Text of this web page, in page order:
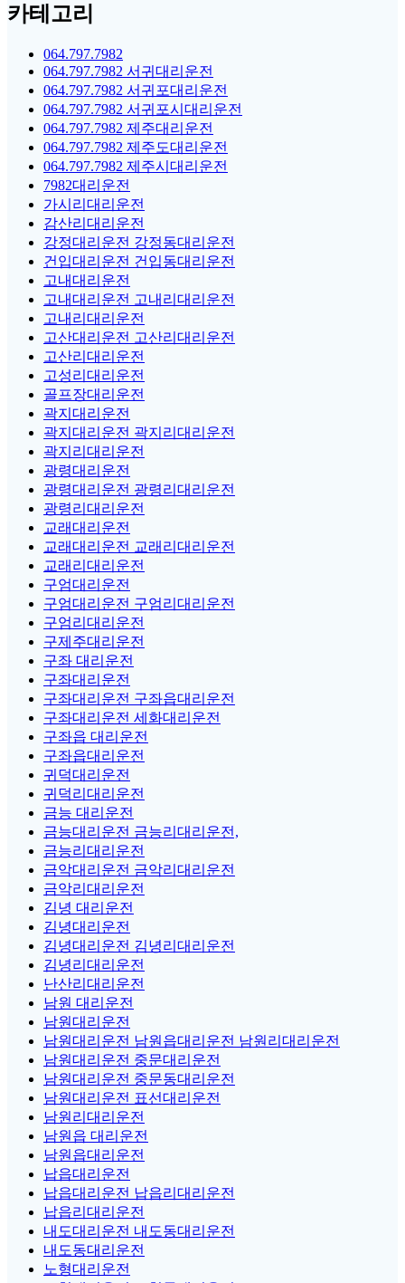
카테고리
064.797.7982
064.797.7982 서귀대리운전
064.797.7982 서귀포대리운전
064.797.7982 서귀포시대리운전
064.797.7982 제주대리운전
064.797.7982 제주도대리운전
064.797.7982 제주시대리운전
7982대리운전
가시리대리운전
감산리대리운전
강정대리운전 강정동대리운전
건입대리운전 건입동대리운전
고내대리운전
고내대리운전 고내리대리운전
고내리대리운전
고산대리운전 고산리대리운전
고산리대리운전
고성리대리운전
골프장대리운전
곽지대리운전
곽지대리운전 곽지리대리운전
곽지리대리운전
광령대리운전
광령대리운전 광령리대리운전
광령리대리운전
교래대리운전
교래대리운전 교래리대리운전
교래리대리운전
구엄대리운전
구엄대리운전 구엄리대리운전
구엄리대리운전
구제주대리운전
구좌 대리운전
구좌대리운전
구좌대리운전 구좌읍대리운전
구좌대리운전 세화대리운전
구좌읍 대리운전
구좌읍대리운전
귀덕대리운전
귀덕리대리운전
금능 대리운전
금능대리운전 금능리대리운전,
금능리대리운전
금악대리운전 금악리대리운전
금악리대리운전
김녕 대리운전
김녕대리운전
김녕대리운전 김녕리대리운전
김녕리대리운전
난산리대리운전
남원 대리운전
남원대리운전
남원대리운전 남원읍대리운전 남원리대리운전
남원대리운전 중문대리운전
남원대리운전 중문동대리운전
남원대리운전 표선대리운전
남원리대리운전
남원읍 대리운전
남원읍대리운전
납읍대리운전
납읍대리운전 납읍리대리운전
납읍리대리운전
내도대리운전 내도동대리운전
내도동대리운전
노형대리운전